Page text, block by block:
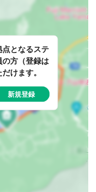
点となるステ
方（登録は
けます。
新規登録